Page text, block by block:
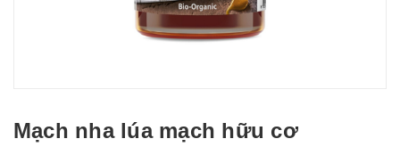
Mạch nha lúa mạch hữu cơ